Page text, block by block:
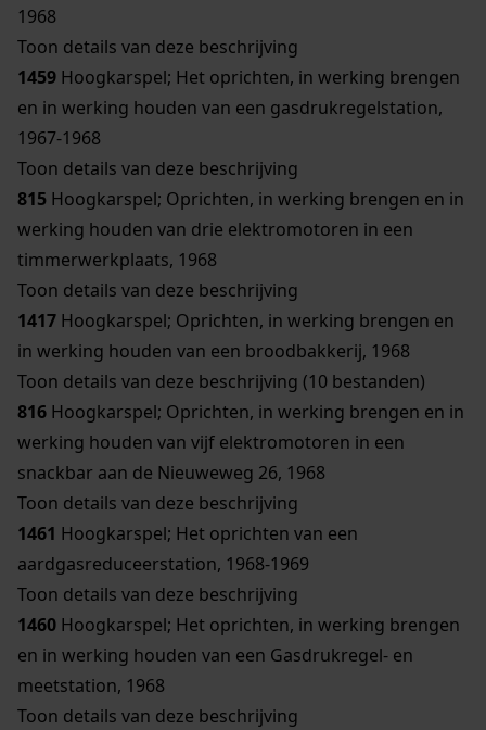
1968
Toon details van deze beschrijving
1459 Hoogkarspel; Het oprichten, in werking brengen
en in werking houden van een gasdrukregelstation,
1967-1968
Toon details van deze beschrijving
815 Hoogkarspel; Oprichten, in werking brengen en in
werking houden van drie elektromotoren in een
timmerwerkplaats, 1968
Toon details van deze beschrijving
1417 Hoogkarspel; Oprichten, in werking brengen en
in werking houden van een broodbakkerij, 1968
Toon details van deze beschrijving (10 bestanden)
816 Hoogkarspel; Oprichten, in werking brengen en in
werking houden van vijf elektromotoren in een
snackbar aan de Nieuweweg 26, 1968
Toon details van deze beschrijving
1461 Hoogkarspel; Het oprichten van een
aardgasreduceerstation, 1968-1969
Toon details van deze beschrijving
1460 Hoogkarspel; Het oprichten, in werking brengen
en in werking houden van een Gasdrukregel- en
meetstation, 1968
Toon details van deze beschrijving